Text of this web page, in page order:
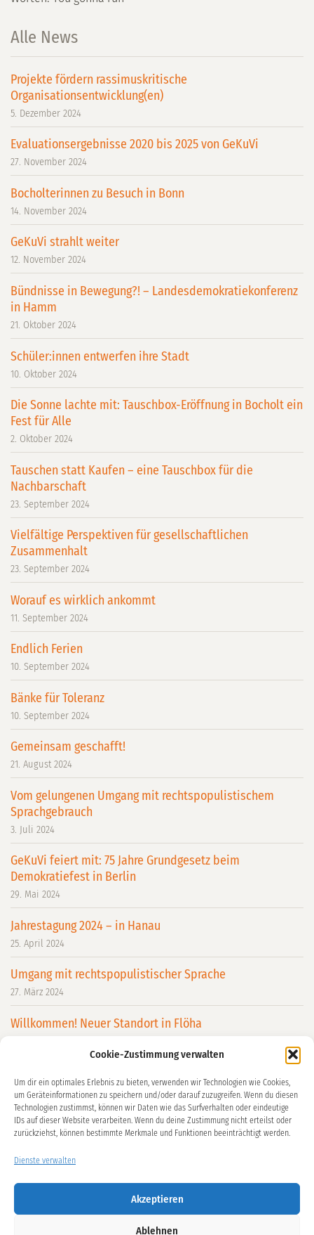
Cookie-Zustimmung verwalten
Um dir ein optimales Erlebnis zu bieten, verwenden wir Technologien wie Cookies,
um Geräteinformationen zu speichern und/oder darauf zuzugreifen. Wenn du diesen
Technologien zustimmst, können wir Daten wie das Surfverhalten oder eindeutige
IDs auf dieser Website verarbeiten. Wenn du deine Zustimmung nicht erteilst oder
zurückziehst, können bestimmte Merkmale und Funktionen beeinträchtigt werden.
Dienste verwalten
Akzeptieren
Ablehnen
Alle News
Projekte fördern rassimuskritische
Organisationsentwicklung(en)
5. Dezember 2024
Evaluationsergebnisse 2020 bis 2025 von GeKuVi
27. November 2024
Bocholterinnen zu Besuch in Bonn
14. November 2024
GeKuVi strahlt weiter
12. November 2024
Bündnisse in Bewegung?! – Landesdemokratiekonferenz
in Hamm
21. Oktober 2024
Schüler:innen entwerfen ihre Stadt
10. Oktober 2024
Die Sonne lachte mit: Tauschbox-Eröffnung in Bocholt ein
Fest für Alle
2. Oktober 2024
Tauschen statt Kaufen – eine Tauschbox für die
Nachbarschaft
23. September 2024
Vielfältige Perspektiven für gesellschaftlichen
Zusammenhalt
23. September 2024
Worauf es wirklich ankommt
11. September 2024
Endlich Ferien
10. September 2024
Bänke für Toleranz
10. September 2024
Gemeinsam geschafft!
21. August 2024
Vom gelungenen Umgang mit rechtspopulistischem
Sprachgebrauch
3. Juli 2024
GeKuVi feiert mit: 75 Jahre Grundgesetz beim
Demokratiefest in Berlin
29. Mai 2024
Jahrestagung 2024 – in Hanau
25. April 2024
Umgang mit rechtspopulistischer Sprache
27. März 2024
Willkommen! Neuer Standort in Flöha
29. Januar 2024
GeKuVi war dabei: Einblicke vom Fachtag „Demokratie
leben!“
18. Dezember 2023
Übersicht